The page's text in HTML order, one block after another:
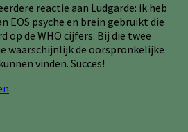
reactie aan Ludgarde: ik heb
EOS psyche en brein gebruikt die
op de WHO cijfers. Bij die twee
waarschijnlijk de oorspronkelijke
vinden. Succes!